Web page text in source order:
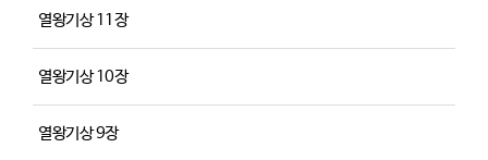
열왕기상 11장
열왕기상 10장
열왕기상 9장